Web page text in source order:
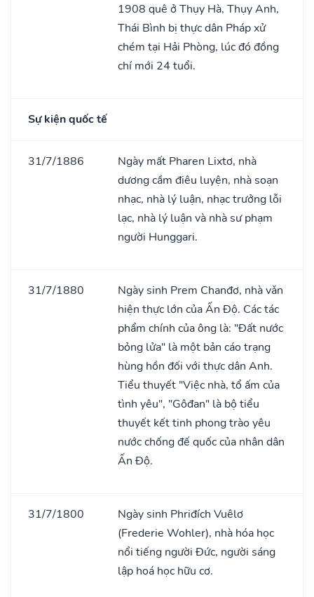
1908 quê ở Thụy Hà, Thụy Anh,
Thái Bình bị thực dân Pháp xử
chém tại Hải Phòng, lúc đó đồng
chí mới 24 tuổi.
Sự kiện quốc tế
31/7/1886
Ngày mất Pharen Lixtơ, nhà
dương cầm điêu luyện, nhà soạn
nhạc, nhà lý luận, nhạc trưởng lỗi
lạc, nhà lý luận và nhà sư phạm
người Hunggari.
31/7/1880
Ngày sinh Prem Chanđơ, nhà vǎn
hiện thực lớn của Ấn Độ. Các tác
phẩm chính của ông là: "Đất nước
bỏng lửa" là một bản cáo trạng
hùng hồn đối với thực dân Anh.
Tiểu thuyết "Việc nhà, tổ ấm của
tình yêu", "Gôđan" là bộ tiểu
thuyết kết tinh phong trào yêu
nước chống đế quốc của nhân dân
Ấn Độ.
31/7/1800
Ngày sinh Phriđích Vuêlơ
(Frederie Wohler), nhà hóa học
nổi tiếng người Đức, người sáng
lập hoá học hữu cơ.